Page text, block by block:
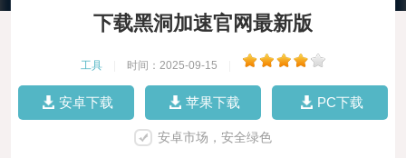
下载黑洞加速官网最新版
工具 时间：2025-09-15
安卓下载 苹果下载 PC下载
安卓市场，安全绿色